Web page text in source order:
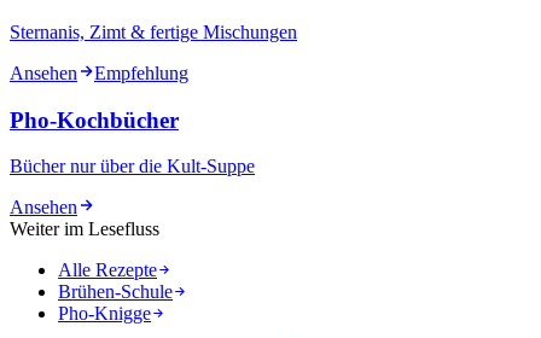
Sternanis, Zimt & fertige Mischungen
Ansehen
Empfehlung
Pho-Kochbücher
Bücher nur über die Kult-Suppe
Ansehen
Weiter im Lesefluss
Alle Rezepte
Brühen-Schule
Pho-Knigge